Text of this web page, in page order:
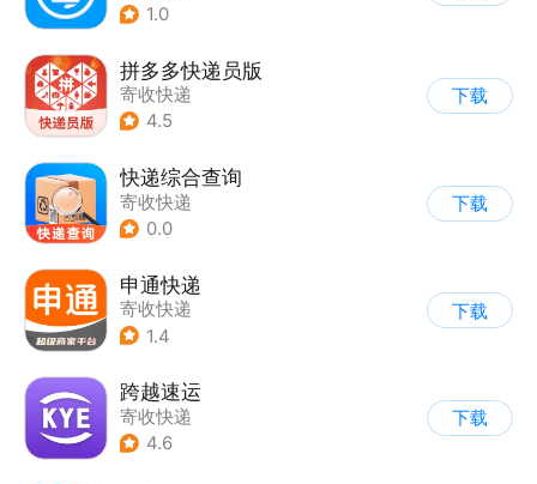
1.0
拼多多快递员版
寄收快递
4.5
下载
快递综合查询
寄收快递
0.0
下载
申通快递
寄收快递
1.4
下载
跨越速运
寄收快递
4.6
下载